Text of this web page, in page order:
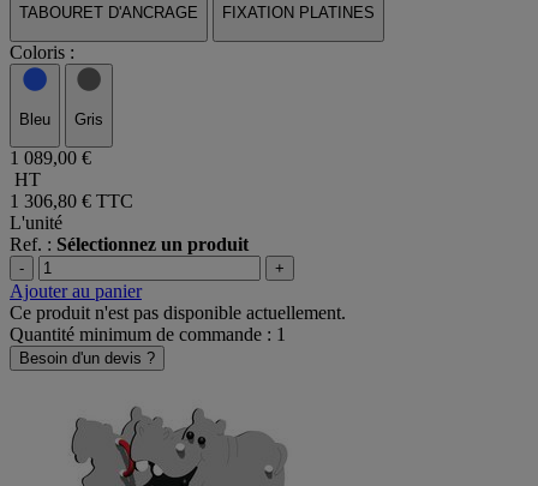
TABOURET D'ANCRAGE FIXATION PLATINES
Coloris :
Bleu Gris
1 089,00 €
HT
1 306,80 € TTC
L'unité
Ref. : Sélectionnez un produit
- +
Ajouter au panier
Ce produit n'est pas disponible actuellement.
Quantité minimum de commande : 1
Besoin d'un devis ?